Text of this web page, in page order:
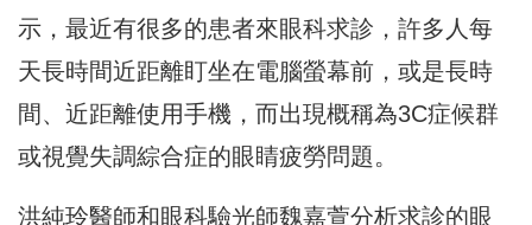
示，最近有很多的患者來眼科求診，許多人每
天長時間近距離盯坐在電腦螢幕前，或是長時
間、近距離使用手機，而出現概稱為3C症候群
或視覺失調綜合症的眼睛疲勞問題。
洪純玲醫師和眼科驗光師魏嘉萱分析求診的眼